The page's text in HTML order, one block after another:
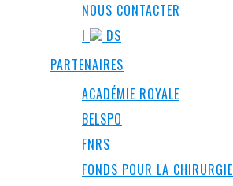
NOUS CONTACTER
I
DS
PARTENAIRES
ACADÉMIE ROYALE
BELSPO
FNRS
FONDS POUR LA CHIRURGIE